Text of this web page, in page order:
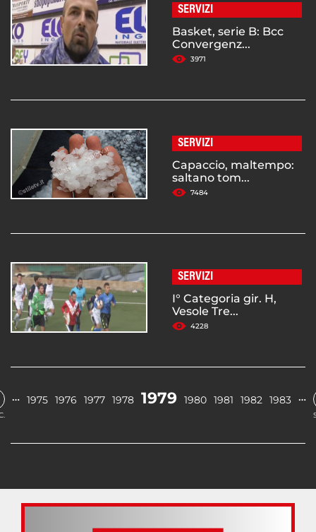
SERVIZI
Basket, serie B: Bcc
Convergenz...
3971
SERVIZI
Capaccio, maltempo:
saltano tom...
7484
SERVIZI
I° Categoria gir. H,
Vesole Tre...
4228
… 1975 1976 1977 1978 1979 1980 1981 1982 1983 …